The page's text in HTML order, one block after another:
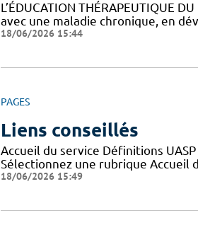
L’ÉDUCATION THÉRAPEUTIQUE
avec une maladie chronique, en
18/06/2026 15:44
PAGES
Liens conseillés
Accueil du service Définitions
Sélectionnez une rubrique Accueil
18/06/2026 15:49